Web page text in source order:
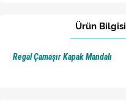
Ürün Bilgisi
Regal Çamaşır Kapak Mandalı